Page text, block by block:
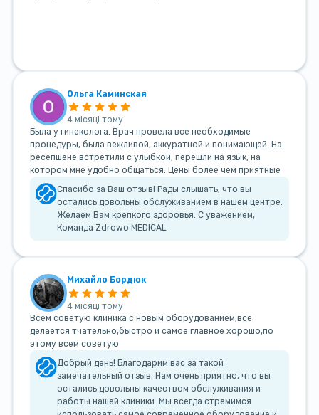
Ольга Каминская
4 місяці тому
Была у гинеколога. Врач провела все необходимые
процедуры, была вежливой, аккуратной и понимающей. На
ресепшене встретили с улыбкой, перешли на язык, на
котором мне удобно общаться. Цены более чем приятные
Спасибо за Ваш отзыв! Рады слышать, что вы
остались довольны обслуживанием в нашем центре.
Желаем Вам крепкого здоровья. С уважением,
Команда Zdrowo MEDICAL
Михайло Бордюк
4 місяці тому
Всем советую клиника с новым оборудованием,всё
делается тчательно,быстро и самое главное хорошо,по
этому всем советую
Добрый день! Благодарим вас за такой
замечательный отзыв. Нам очень приятно, что вы
остались довольны качеством обслуживания и
работы нашей клиники. Мы всегда стремимся